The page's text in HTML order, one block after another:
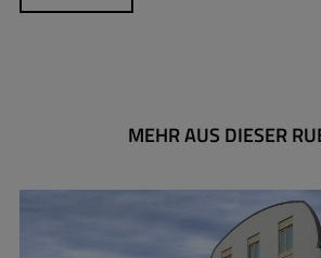
MEHR AUS DIESER